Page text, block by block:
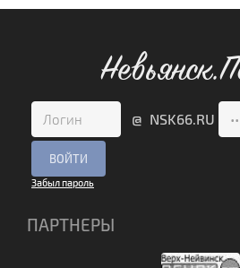
@ NSK66.RU
Забыл пароль
ПАРТНЕРЫ